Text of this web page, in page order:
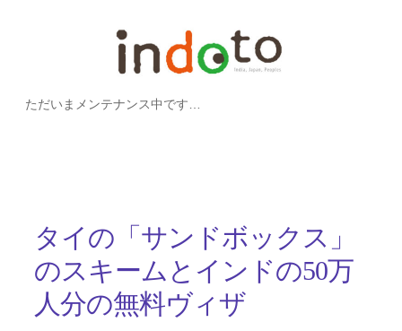
ただいまメンテナンス中です…
タイの「サンドボックス」
のスキームとインドの50万
人分の無料ヴィザ